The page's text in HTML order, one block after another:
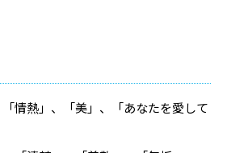
情熱」、「美」、「あなたを愛して